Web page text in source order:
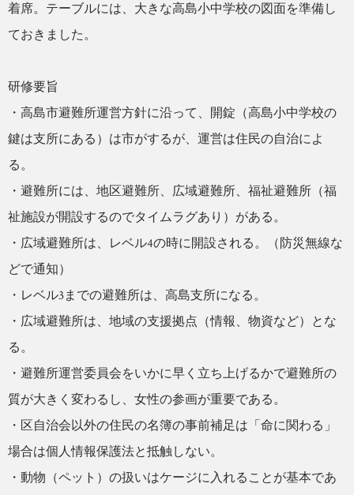
着席。テーブルには、大きな高島小中学校の図面を準備し
ておきました。
研修要旨
・高島市避難所運営方針に沿って、開錠（高島小中学校の
鍵は支所にある）は市がするが、運営は住民の自治によ
る。
・避難所には、地区避難所、広域避難所、福祉避難所（福
祉施設が開設するのでタイムラグあり）がある。
・広域避難所は、レベル4の時に開設される。（防災無線な
どで通知）
・レベル3までの避難所は、高島支所になる。
・広域避難所は、地域の支援拠点（情報、物資など）とな
る。
・避難所運営委員会をいかに早く立ち上げるかで避難所の
質が大きく変わるし、女性の参画が重要である。
・区自治会以外の住民の名簿の事前補足は「命に関わる」
場合は個人情報保護法と抵触しない。
・動物（ペット）の扱いはケージに入れることが基本であ